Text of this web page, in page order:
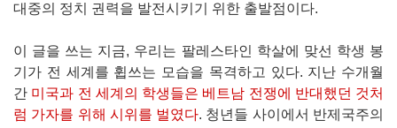
대중의 정치 권력을 발전시키기 위한 출발점이다.
이 글을 쓰는 지금, 우리는 팔레스타인 학살에 맞선 학생 봉
기가 전 세계를 휩쓰는 모습을 목격하고 있다. 지난 수개월
간 미국과 전 세계의 학생들은 베트남 전쟁에 반대했던 것처
럼 가자를 위해 시위를 벌였다. 청년들 사이에서 반제국주의